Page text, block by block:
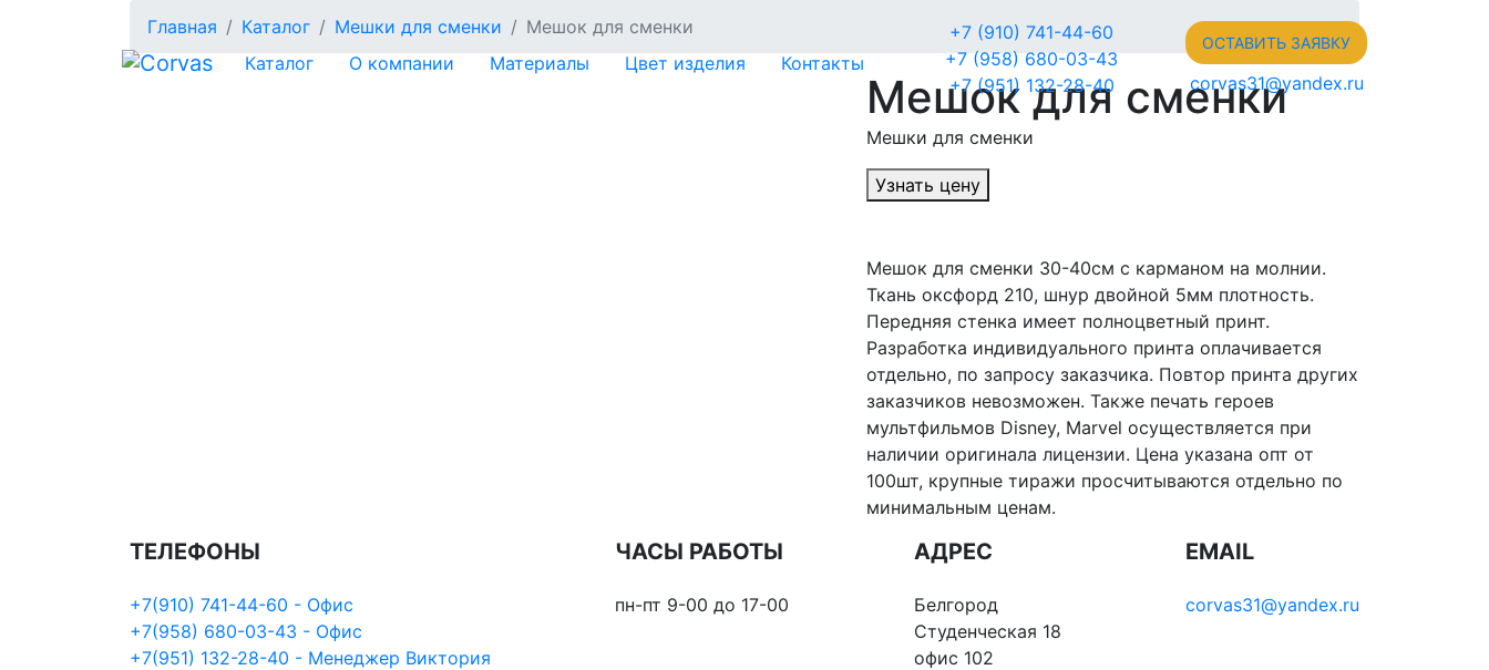
Каталог О компании Материалы Цвет изделия Контакты
+7 (910) 741-44-60
+7 (958) 680-03-43
+7 (951) 132-28-40
ОСТАВИТЬ ЗАЯВКУ
corvas31@yandex.ru
Главная Каталог Мешки для сменки Мешок для сменки
Мешок для сменки
Мешки для сменки
Узнать цену
Мешок для сменки 30-40см с карманом на молнии.
Ткань оксфорд 210, шнур двойной 5мм плотность.
Передняя стенка имеет полноцветный принт.
Разработка индивидуального принта оплачивается
отдельно, по запросу заказчика. Повтор принта других
заказчиков невозможен. Также печать героев
мультфильмов Disney, Marvel осуществляется при
наличии оригинала лицензии. Цена указана опт от
100шт, крупные тиражи просчитываются отдельно по
минимальным ценам.
ТЕЛЕФОНЫ
+7(910) 741-44-60 - Офис
+7(958) 680-03-43 - Офис
+7(951) 132-28-40 - Менеджер Виктория
ЧАСЫ РАБОТЫ
пн-пт 9-00 до 17-00
АДРЕС
Белгород
Студенческая 18
офис 102
EMAIL
corvas31@yandex.ru